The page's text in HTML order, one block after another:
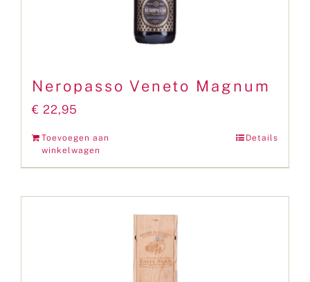
Neropasso Veneto Magnum
€ 22,95
Toevoegen aan
winkelwagen
Details